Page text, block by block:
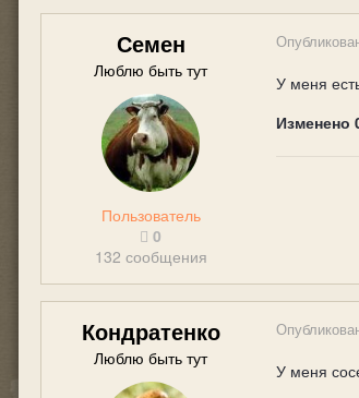
Семен
Люблю быть тут
Пользователь
0
132 сообщения
У меня
Изменено
Кондратенко
Люблю быть тут
У меня